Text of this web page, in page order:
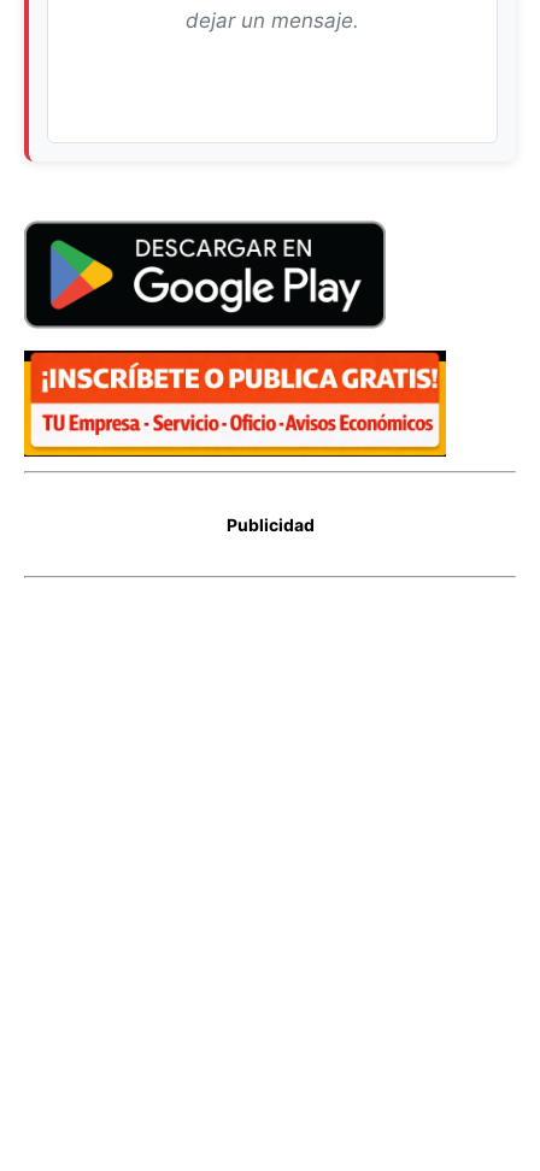
dejar un mensaje.
Publicidad